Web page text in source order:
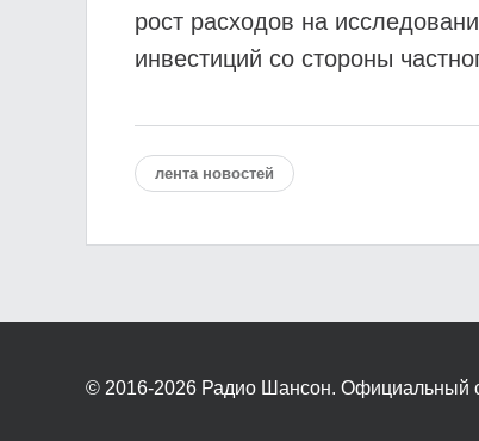
рост расходов на
инвестиций со стороны
лента новостей
© 2016-2026 Радио Шансон. Официальный